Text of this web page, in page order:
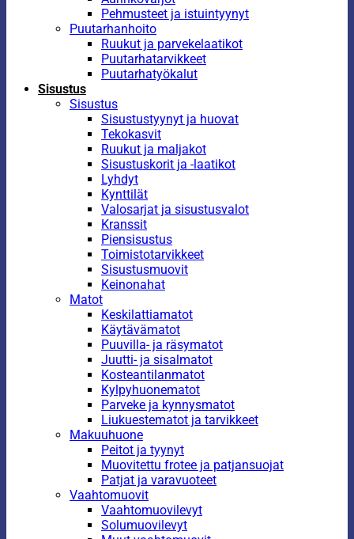
Pehmusteet ja istuintyynyt
Puutarhanhoito
Ruukut ja parvekelaatikot
Puutarhatarvikkeet
Puutarhatyökalut
Sisustus
Sisustus
Sisustustyynyt ja huovat
Tekokasvit
Ruukut ja maljakot
Sisustuskorit ja -laatikot
Lyhdyt
Kynttilät
Valosarjat ja sisustusvalot
Kranssit
Piensisustus
Toimistotarvikkeet
Sisustusmuovit
Keinonahat
Matot
Keskilattiamatot
Käytävämatot
Puuvilla- ja räsymatot
Juutti- ja sisalmatot
Kosteantilanmatot
Kylpyhuonematot
Parveke ja kynnysmatot
Liukuestematot ja tarvikkeet
Makuuhuone
Peitot ja tyynyt
Muovitettu frotee ja patjansuojat
Patjat ja varavuoteet
Vaahtomuovit
Vaahtomuovilevyt
Solumuovilevyt